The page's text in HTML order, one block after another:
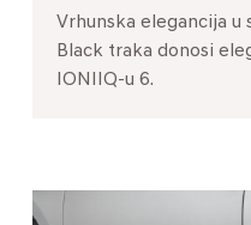
Vrhunska elegancija u
Black traka donosi
IONIIQ-u 6.